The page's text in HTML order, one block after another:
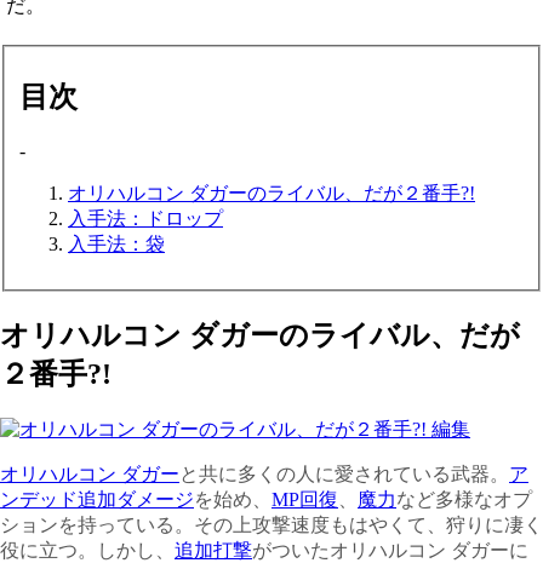
だ。
目次
-
オリハルコン ダガーのライバル、だが２番手?!
入手法：ドロップ
入手法：袋
オリハルコン ダガーのライバル、だが
２番手?!
オリハルコン ダガーと共に多くの人に愛されている武器。 ア
ンデッド追加ダメージを始め、 MP回復 魔力など多様なオプ
ションを持っている。その上攻撃速度もはやくて、狩りに凄く
役に立つ。しかし、 追加打撃がついたオリハルコン ダガーに